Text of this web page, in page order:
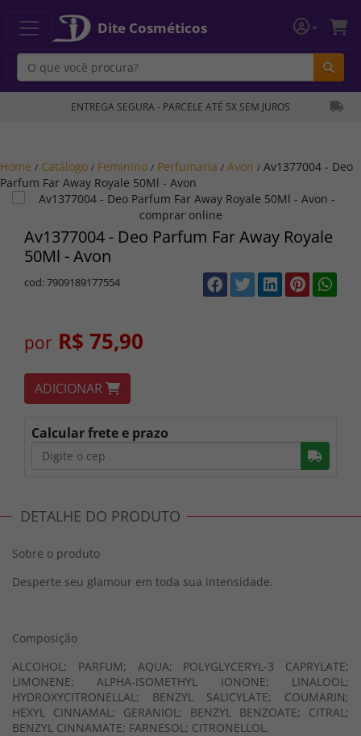
Dite Cosméticos
ENTREGA SEGURA - PARCELE ATÉ 5X SEM JUROS
Home / Catálogo / Feminino / Perfumaria / Avon / Av1377004 - Deo
Parfum Far Away Royale 50Ml - Avon
Av1377004 - Deo Parfum Far Away Royale
50Ml - Avon
cod: 7909189177554
por R$ 75,90
ADICIONAR
Calcular frete e prazo
DETALHE DO PRODUTO
Sobre o produto
Desperte seu glamour em toda sua intensidade.
Composição
ALCOHOL; PARFUM; AQUA; POLYGLYCERYL-3 CAPRYLATE;
LIMONENE; ALPHA-ISOMETHYL IONONE; LINALOOL;
HYDROXYCITRONELLAL; BENZYL SALICYLATE; COUMARIN;
HEXYL CINNAMAL; GERANIOL; BENZYL BENZOATE; CITRAL;
BENZYL CINNAMATE; FARNESOL; CITRONELLOL.